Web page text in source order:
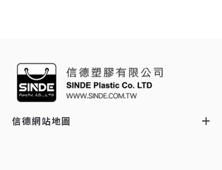
信德網站地圖